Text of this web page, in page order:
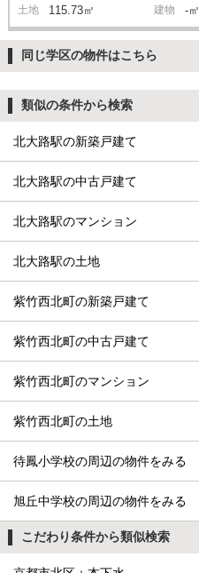
土地 115.73㎡ 建物 -㎡
同じ学区の物件はこちら
類似の条件から検索
北大路駅の新築戸建て
北大路駅の中古戸建て
北大路駅のマンション
北大路駅の土地
紫竹西北町の新築戸建て
紫竹西北町の中古戸建て
紫竹西北町のマンション
紫竹西北町の土地
待鳳小学校の周辺の物件をみる
旭丘中学校の周辺の物件をみる
こだわり条件から類似検索